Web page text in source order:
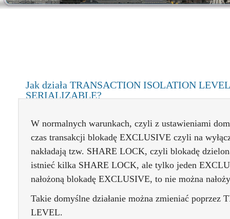
Jak działa TRANSACTION ISOLATION LEVEL
SERIALIZABLE?
W normalnych warunkach, czyli z ustawieniami
czas transakcji blokadę EXCLUSIVE czyli na
nakładają tzw. SHARE LOCK, czyli blokadę
istnieć kilka SHARE LOCK, ale tylko jeden
nałożoną blokadę EXCLUSIVE, to nie można
Takie domyślne działanie można zmieniać
LEVEL.